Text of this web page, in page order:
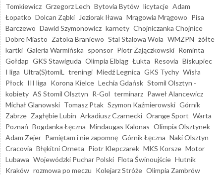
Tomkiewicz Grzegorz Lech Bytovia Bytów licytacje Adam
Łopatko Dolcan Ząbki Jeziorak Iława Mrągowia Mrągowo Pisa
Barczewo Dawid Szymonowicz karnety Chojniczanka Chojnice
Dobre Miasto Zatoka Braniewo Stal Stalowa Wola WMZPN żółte
kartki Galeria Warmińska sponsor Piotr Zajączkowski Rominta
Gołdap GKS Stawiguda Olimpia Elbląg Łukta Resovia Biskupiec
I liga Ultra(S)tomiL treningi Miedź Legnica GKS Tychy Wisła
Płock III liga Korona Kielce Lechia Gdańsk Stomil Olsztyn -
kobiety AS Stomil Olsztyn R-Gol terminarz Paweł Alancewicz
Michał Glanowski Tomasz Ptak Szymon Kaźmierowski Górnik
Zabrze Zagłębie Lubin Arkadiusz Czarnecki Orange Sport Warta
Poznań Bogdanka Łęczna Mindaugas Kalonas Olimpia Olsztynek
Adam Zejer Pamiętam i nie zapomnę Górnik Łęczna Naki Olsztyn
Cracovia Błękitni Orneta Piotr Klepczarek MKS Korsze Motor
Lubawa Wojewódzki Puchar Polski Flota Świnoujście Hutnik
Kraków rozmowa po meczu Kolejarz Stróże Olimpia Zambrów